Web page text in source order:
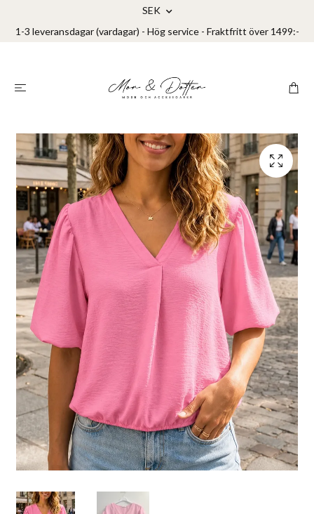
SEK
1-3 leveransdagar (vardagar) - Hög service - Fraktfritt över 1499:-